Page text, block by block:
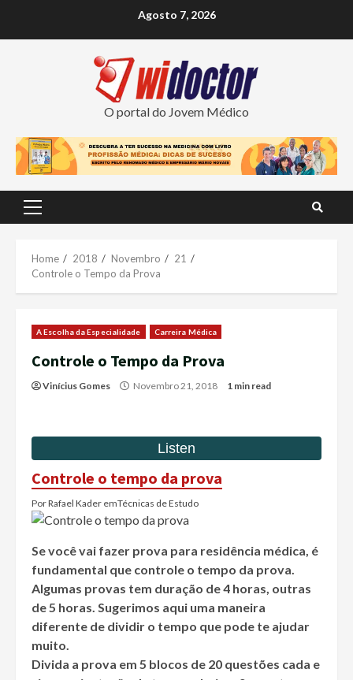
Agosto 7, 2026
O portal do Jovem Médico
Primary
Home 2018 Novembro
21
Controle o Tempo da Prova
A Escolha da Especialidade Carreira Médica
Controle o Tempo da Prova
Vinícius Gomes Novembro 21, 2018 1 min read
Controle o tempo da prova
PorRafael Kader emTécnicas de Estudo
Se você vai fazer prova para residência médica, é
fundamental que controle o tempo da prova.
Algumas provas tem duração de 4 horas, outras
de 5 horas. Sugerimos aqui uma maneira
diferente de dividir o tempo que pode te ajudar
muito.
Divida a prova em 5 blocos de 20 questões cada e